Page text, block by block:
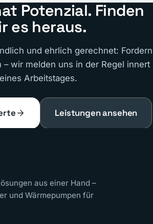
Potenzial. Finden
es heraus.
und ehrlich gerechnet: Fordern
– wir melden uns in der Regel innert
eines Arbeitstages.
Leistungen ansehen
aus einer Hand –
und Wärmepumpen für